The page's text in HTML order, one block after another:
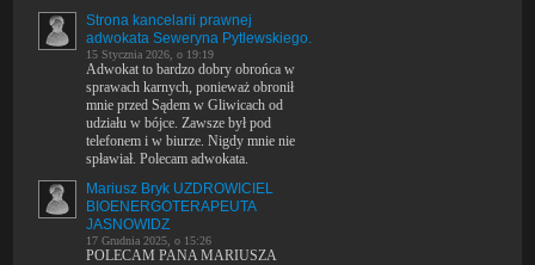
Strona kancelarii prawnej
adwokata Seweryna Pytlewskiego.
15 Stycznia 2026, o 19:19
Adwokat to bardzo dobry obrońca w
sprawach karnych, ponieważ obronił
mnie przed Sądem w Gliwicach od
udziału w bójce. Zawsze był pod
telefonem i w biurze. Nigdy mnie nie
spławiał. Polecam adwokata.
Mariusz Bryk UZDROWICIEL
BIOENERGOTERAPEUTA
JASNOWIDZ
17 Grudnia 2025, o 15:26
POLECAM PANA MARIUSZA